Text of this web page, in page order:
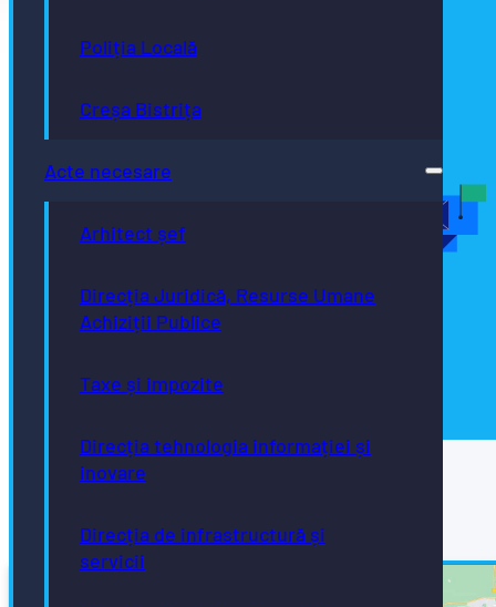
Poliția Locală
Creșa Bistrița
Acte necesare
Arhitect șef
Direcția Juridică, Resurse Umane
Achiziții Publice
Taxe și impozite
Direcția tehnologia informației și
inovare
Direcția de infrastructură și
servicii
TRIMITE